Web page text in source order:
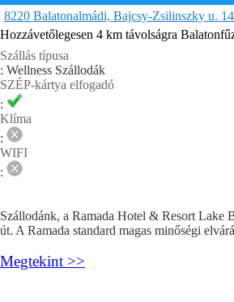
8220 Balatonalmádi, Bajcsy-Zsilinszky u.
Hozzávetőlegesen 4 km távolságra
Szállás típusa
: Wellness Szállodák
SZÉP-kártya elfogadó
:
Klíma
:
WIFI
:
Szállodánk, a Ramada Hotel & Resort Lake
út. A Ramada standard magas minőségi
Megtekint >>